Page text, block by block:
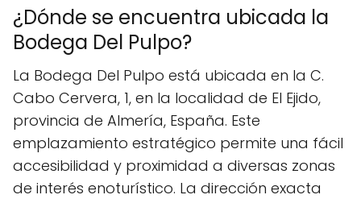
¿Dónde se encuentra ubicada la
Bodega Del Pulpo?
La Bodega Del Pulpo está ubicada en la C.
Cabo Cervera, 1, en la localidad de El Ejido,
provincia de Almería, España. Este
emplazamiento estratégico permite una fácil
accesibilidad y proximidad a diversas zonas
de interés enoturístico. La dirección exacta